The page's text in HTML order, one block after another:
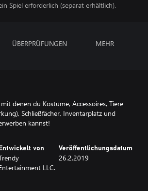
Spiel erforderlich (separat erhältlich).
ÜBERPRÜFUNGEN MEHR
denen du Kostüme, Accessoires, Tiere
Schließfächer, Inventarplatz und
kannst!
Entwickelt von
LLC.
Veröffentlichungsdatum
26.2.2019